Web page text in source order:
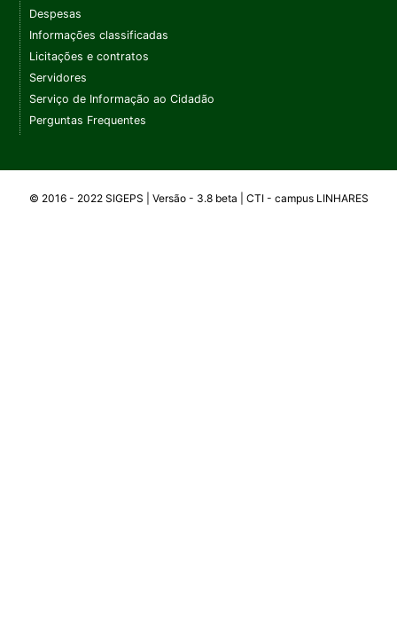
Despesas
Informações classificadas
Licitações e contratos
Servidores
Serviço de Informação ao Cidadão
Perguntas Frequentes
© 2016 - 2022 SIGEPS | Versão - 3.8 beta | CTI - campusLINHARES